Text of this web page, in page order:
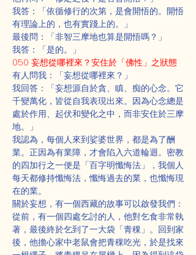
我答：「依循修行的次第，是會開悟的。開悟
有理論上的，也有實踐上的。」
最後問：「非智三摩地也算是開悟嗎？」
我答：「是的。」
050 妄想從哪裡來？安住於「佛性」之狀態
有人問我：「妄想從哪裡來？」
我回答：「妄想源自於貪、瞋、痴的心念。它
千變萬化，皆從自我表現出來。因為心念總是
處於作用、起伏和變化之中，而非安住於三摩
地。」
我認為，每個人來到娑婆世界，都是為了酬
業。正因為有業障，才會陷入六道輪迴。密教
的四加行之一便是「百字明懺悔法」，我個人
每天都修持懺悔法，懺悔過去的業，也懺悔現
在的業。
關於妄想，有一個西藏的故事可以啟發我們：
從前，有一個四處乞討的人，他對乞食非常執
著，最後終於乞到了一大袋「青稞」。回到家
後，他擔心家中老鼠會把青稞吃光，於是找來